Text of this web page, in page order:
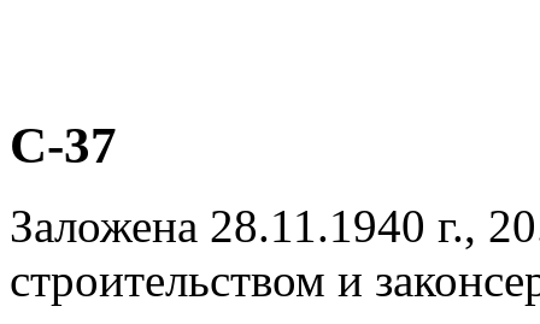
С-37
Заложена 28.11.1940 г.,
строительством и